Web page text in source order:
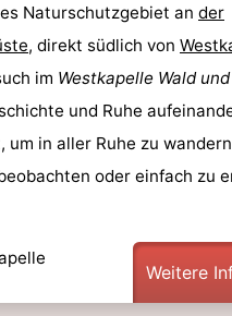
Naturschutzgebiet an der
, direkt südlich von
im Westkapelle Wald
und Ruhe
um in aller Ruhe zu
oder einfach zu
Weitere